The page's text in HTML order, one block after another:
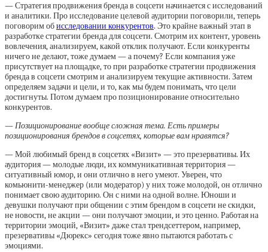
— Стратегия продвижения бренда в соцсети начинается с исследований
и аналитики. Про исследование целевой аудитории поговорили, теперь
поговорим обисследовании конкурентов. Это крайне важный этап в
разработке стратегии бренда для соцсети. Смотрим их контент, уровень
вовлечения, анализируем, какой отклик получают. Если конкуренты
ничего не делают, тоже думаем — а почему? Если компания уже
присутствует на площадке, то при разработке стратегии продвижения
бренда в соцсети смотрим и анализируем текущие активности. Затем
определяем задачи и цели, и то, как мы будем понимать, что цели
достигнуты. Потом думаем про позиционирование относительно
конкурентов.
— Позиционирование вообще сложная тема. Есть примеры
позиционирования брендов в соцсетях, которые вам нравятся?
— Мой любимый бренд в соцсетях «Визит» — это презервативы. Их
аудитория — молодые люди, их коммуникативная территория —
ситуативный юмор, и они отлично в него умеют. Уверен, что
комьюнити-менеджер (или модератор) у них тоже молодой, он отлично
понимает свою аудиторию. Он с ними на одной волне. Юноши и
девушки получают при общении с этим брендом в соцсети не скидки,
не новости, не акции — они получают эмоции, и это ценно. Работая на
территории эмоций, «Визит» даже стал трендсеттером, например,
презервативы «Дюрекс» сегодня тоже явно пытаются работать с
эмоциями.